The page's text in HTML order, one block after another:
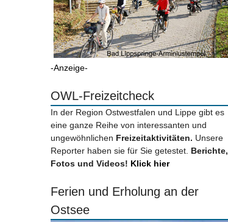
-Anzeige-
OWL-Freizeitcheck
In der Region Ostwestfalen und Lippe gibt es
eine ganze Reihe von interessanten und
ungewöhnlichen Freizeitaktivitäten. Unsere
Reporter haben sie für Sie getestet. Berichte,
Fotos und Videos! Klick hier
Ferien und Erholung an der
Ostsee